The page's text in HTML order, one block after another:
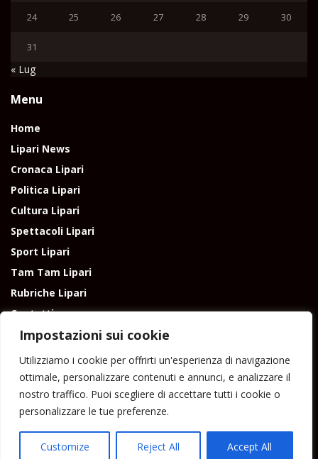
Impostazioni sui cookie
Utilizziamo i cookie per offrirti un'esperienza di navigazione
ottimale, personalizzare contenuti e annunci, e analizzare il
nostro traffico. Puoi scegliere di accettare tutti i cookie o
personalizzare le tue preferenze.
Customize Reject All Accept All
24 25 26 27 28 29 30
31
« Lug
Menu
Home
Lipari News
Cronaca Lipari
Politica Lipari
Cultura Lipari
Spettacoli Lipari
Sport Lipari
Tam Tam Lipari
Rubriche Lipari
Contatti
Direttore responsabile: Peppe Paino - Eolmedia, via Zinzolo, 20 - 980555 -
Lipari (Me) - Tel. 3924544698 e-mail: giornaledilipari@gmail.com -
peppepaino1@gmail.com Testata registrata al Tribunale di Barcellona